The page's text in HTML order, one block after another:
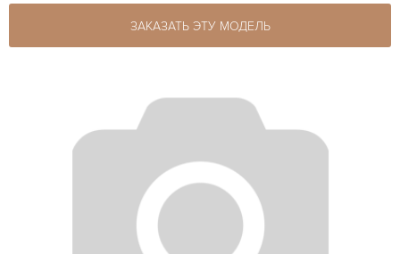
ЗАКАЗАТЬ ЭТУ МОДЕЛЬ